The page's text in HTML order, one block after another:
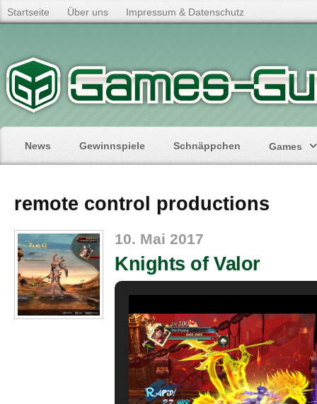
Startseite Über uns Impressum & Datenschutz
News Gewinnspiele Schnäppchen Games
remote control productions
10. Mai 2017
Knights of Valor